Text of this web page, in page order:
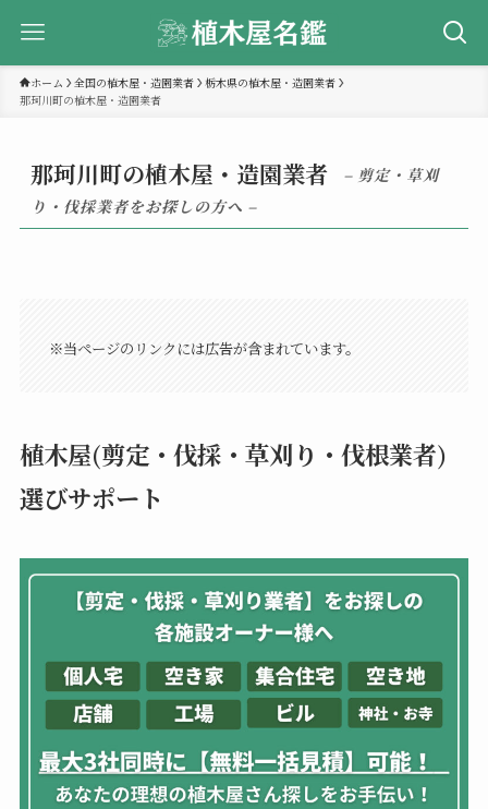
ホーム 全国の植木屋・造園業者
栃木県の植木屋・造園業者
那珂川町の植木屋・造園業者
那珂川町の植木屋・造園業者
– 剪定・草刈
り・伐採業者をお探しの方へ –
※当ページのリンクには広告が含まれています。
植木屋(剪定・伐採・草刈り・伐根業者)
選びサポート